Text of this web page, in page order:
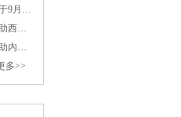
9月…
西…
内…
多>>